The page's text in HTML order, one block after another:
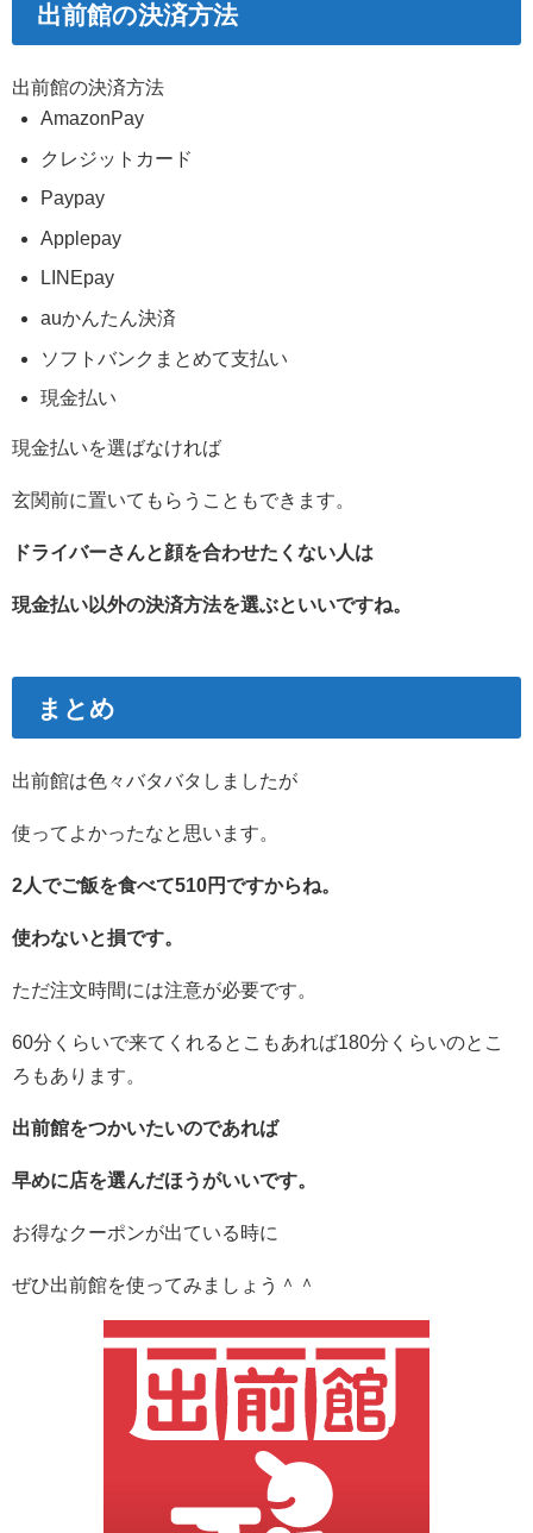
出前館の決済方法
出前館の決済方法
AmazonPay
クレジットカード
Paypay
Applepay
LINEpay
auかんたん決済
ソフトバンクまとめて支払い
現金払い
現金払いを選ばなければ
玄関前に置いてもらうこともできます。
ドライバーさんと顔を合わせたくない人は
現金払い以外の決済方法を選ぶといいですね。
まとめ
出前館は色々バタバタしましたが
使ってよかったなと思います。
2人でご飯を食べて510円ですからね。
使わないと損です。
ただ注文時間には注意が必要です。
60分くらいで来てくれるとこもあれば180分くらいのとこ
ろもあります。
出前館をつかいたいのであれば
早めに店を選んだほうがいいです。
お得なクーポンが出ている時に
ぜひ出前館を使ってみましょう＾＾